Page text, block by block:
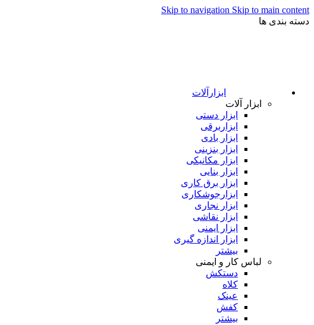
Skip to navigation Skip to main content
دسته بندی ها
ابزارآلات
ابزار آلات
ابزار دستی
ابزاربرقی
ابزار بادی
ابزار بنزینی
ابزار مکانیکی
ابزار بنایی
ابزار برق کاری
ابزارجوشکاری
ابزار نجاری
ابزار نقاشی
ابزار ایمنی
ابزار اندازه گیری
بیشتر
لباس کار و ایمنی
دستکش
کلاه
عینک
کفش
بیشتر